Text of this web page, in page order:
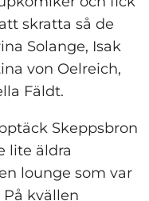
skratta så de
Solange, Isak
von Oelreich,
Fäldt.
Skeppsbron
lite äldra
lounge som var
kvällen